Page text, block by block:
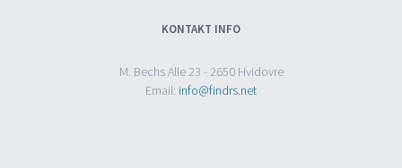
KONTAKT INFO
M. Bechs Alle 23 - 2650 Hvidovre
Email: info@findrs.net